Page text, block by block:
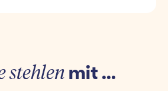
stehlenmit ...